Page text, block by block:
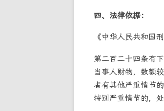
四、法律依据：
《中华人民共和国刑
第二百二十四条有
当事人财物，数额
者有其他严重情节
特别严重情节的，